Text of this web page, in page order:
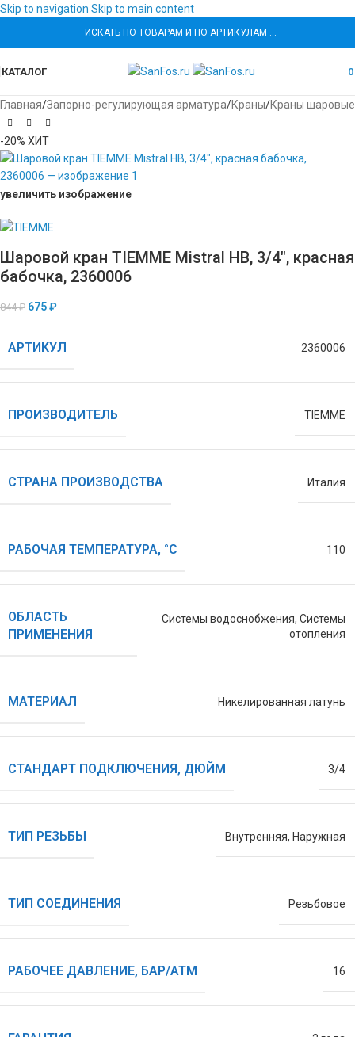
Skip to navigation Skip to main content
ИСКАТЬ ПО ТОВАРАМ И ПО АРТИКУЛАМ …
КАТАЛОГ 0
Главная/Запорно-регулирующая арматура/Краны/Краны шаровые
-20% ХИТ
увеличить изображение
Шаровой кран TIEMME Mistral НВ, 3/4″, красная
бабочка, 2360006
844₽ 675₽
АРТИКУЛ 2360006
ПРОИЗВОДИТЕЛЬ TIEMME
СТРАНА ПРОИЗВОДСТВА Италия
РАБОЧАЯ ТЕМПЕРАТУРА, °С 110
ОБЛАСТЬ
ПРИМЕНЕНИЯ
Системы водоснобжения, Системы
отопления
МАТЕРИАЛ Никелированная латунь
СТАНДАРТ ПОДКЛЮЧЕНИЯ, ДЮЙМ 3/4
ТИП РЕЗЬБЫ Внутренняя, Наружная
ТИП СОЕДИНЕНИЯ Резьбовое
РАБОЧЕЕ ДАВЛЕНИЕ, БАР/АТМ 16